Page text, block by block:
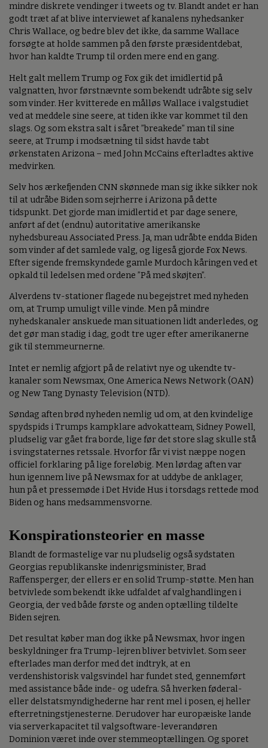
mindre diskrete vendinger i tweets og tv. Blandt andet er han
godt træt af at blive interviewet af kanalens nyhedsanker
Chris Wallace, og bedre blev det ikke, da samme Wallace
forsøgte at holde sammen på den første præsidentdebat,
hvor han kaldte Trump til orden mere end en gang.
Helt galt mellem Trump og Fox gik det imidlertid på
valgnatten, hvor førstnævnte som bekendt udråbte sig selv
som vinder. Her kvitterede en målløs Wallace i valgstudiet
ved at meddele sine seere, at tiden ikke var kommet til den
slags. Og som ekstra salt i såret ”breakede” man til sine
seere, at Trump i modsætning til sidst havde tabt
ørkenstaten Arizona – med John McCains efterladtes aktive
medvirken.
Selv hos ærkefjenden CNN skønnede man sig ikke sikker nok
til at udråbe Biden som sejrherre i Arizona på dette
tidspunkt. Det gjorde man imidlertid et par dage senere,
anført af det (endnu) autoritative amerikanske
nyhedsbureau Associated Press. Ja, man udråbte endda Biden
som vinder af det samlede valg, og ligeså gjorde Fox News.
Efter sigende fremskyndede gamle Murdoch kåringen ved et
opkald til ledelsen med ordene ”På med skøjten”.
Alverdens tv-stationer flagede nu begejstret med nyheden
om, at Trump umuligt ville vinde. Men på mindre
nyhedskanaler anskuede man situationen lidt anderledes, og
det gør man stadig i dag, godt tre uger efter amerikanerne
gik til stemmeurnerne.
Intet er nemlig afgjort på de relativt nye og ukendte tv-
kanaler som Newsmax, One America News Network (OAN)
og New Tang Dynasty Television (NTD).
Søndag aften brød nyheden nemlig ud om, at den kvindelige
spydspids i Trumps kampklare advokatteam, Sidney Powell,
pludselig var gået fra borde, lige før det store slag skulle stå
i svingstaternes retssale. Hvorfor får vi vist næppe nogen
officiel forklaring på lige foreløbig. Men lørdag aften var
hun igennem live på Newsmax for at uddybe de anklager,
hun på et pressemøde i Det Hvide Hus i torsdags rettede mod
Biden og hans medsammensvorne.
Konspirationsteorier en masse
Blandt de formastelige var nu pludselig også sydstaten
Georgias republikanske indenrigsminister, Brad
Raffensperger, der ellers er en solid Trump-støtte. Men han
betvivlede som bekendt ikke udfaldet af valghandlingen i
Georgia, der ved både første og anden optælling tildelte
Biden sejren.
Det resultat køber man dog ikke på Newsmax, hvor ingen
beskyldninger fra Trump-lejren bliver betvivlet. Som seer
efterlades man derfor med det indtryk, at en
verdenshistorisk valgsvindel har fundet sted, gennemført
med assistance både inde- og udefra. Så hverken føderal-
eller delstatsmyndighederne har rent mel i posen, ej heller
efterretningstjenesterne. Derudover har europæiske lande
via serverkapacitet til valgsoftware-leverandøren
Dominion været inde over stemmeoptællingen. Og sporet